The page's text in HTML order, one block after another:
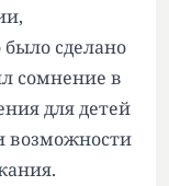
сделано
сомнение в
для детей
возможности